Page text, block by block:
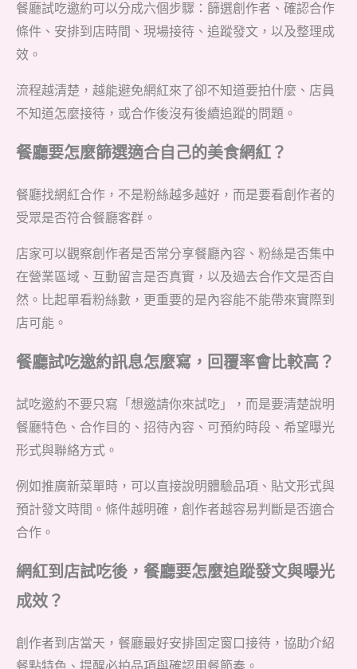
餐廳試吃邀約可以分成六個步驟：篩選創作者、確認合作
條件、安排到店時間、現場接待、追蹤發文，以及整理成
效。
流程越清楚，越能避免網紅來了卻不知道要拍什麼、店員
不知道怎麼接待，或合作後沒有後續追蹤的問題。
餐廳要怎麼篩選適合自己的美食網紅？
餐廳找網紅合作，不是粉絲越多越好，而是要看創作者的
受眾是否符合餐廳客群。
店家可以觀察創作者是否常分享餐廳內容、粉絲是否集中
在營業區域、互動留言是否真實，以及過去合作文是否自
然。比起單看粉絲數，更重要的是內容能不能帶來實際到
店可能。
餐廳試吃邀約訊息怎麼寫，回覆率會比較高？
試吃邀約不要只寫「想邀請你來試吃」，而是要清楚說明
餐廳特色、合作目的、招待內容、可預約時段、希望曝光
形式與聯絡方式。
例如推廣新菜單時，可以直接說明體驗品項、貼文形式與
預計發文時間。條件越明確，創作者越容易判斷是否適合
合作。
網紅到店試吃後，餐廳要怎麼追蹤發文與曝光
成效？
創作者到店當天，餐廳最好安排固定窗口接待，協助介紹